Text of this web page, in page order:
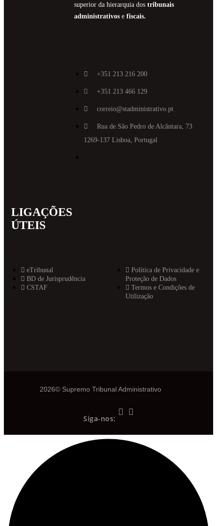
superior da hierarquia dos tribunais
administrativose fiscais.
+351 213 216 200
+351 213 466 129
correio@stadministrativo.pt
Rua de São Pedro de Alcântara, 73
1269-137 Lisboa, Portugal
LIGAÇÕES
ÚTEIS
eTribunal
BD de Jurisprudência
CSTAF
Política de Privacidade e
Proteção de Dados
Termos e Condições de
Utilização
2026© Supremo Tribunal Administrativo
Siga-nos: